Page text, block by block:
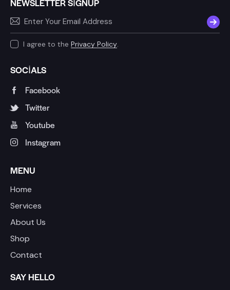
NEWSLETTER SIGNUP
I agree to the Privacy Policy.
SOCIALS
Facebook
Twitter
Youtube
Instagram
MENU
Home
Services
About Us
Shop
Contact
SAY HELLO